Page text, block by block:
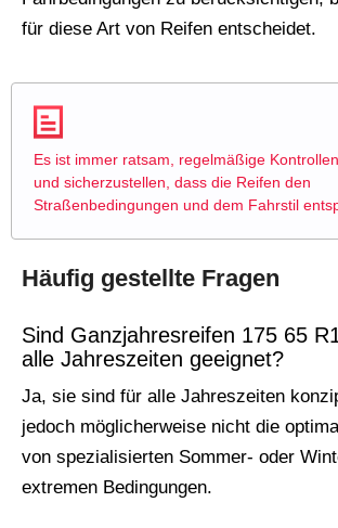
für diese Art von Reifen entscheidet.
Es ist immer ratsam, regelmäßige
und sicherzustellen, dass die Reifen den
Straßenbedingungen und dem Fahrstil
Häufig gestellte Fragen
Sind Ganzjahresreifen 175 65
alle Jahreszeiten geeignet?
Ja, sie sind für alle Jahreszeiten
jedoch möglicherweise nicht die
von spezialisierten Sommer- oder
extremen Bedingungen.